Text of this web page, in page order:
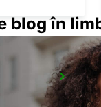
blog în